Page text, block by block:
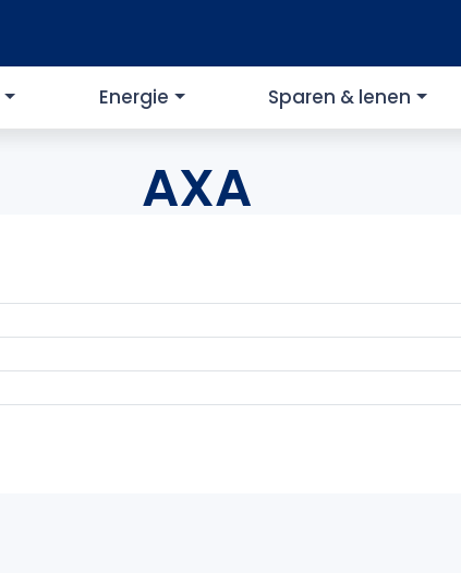
Energie Sparen & lenen
AXA